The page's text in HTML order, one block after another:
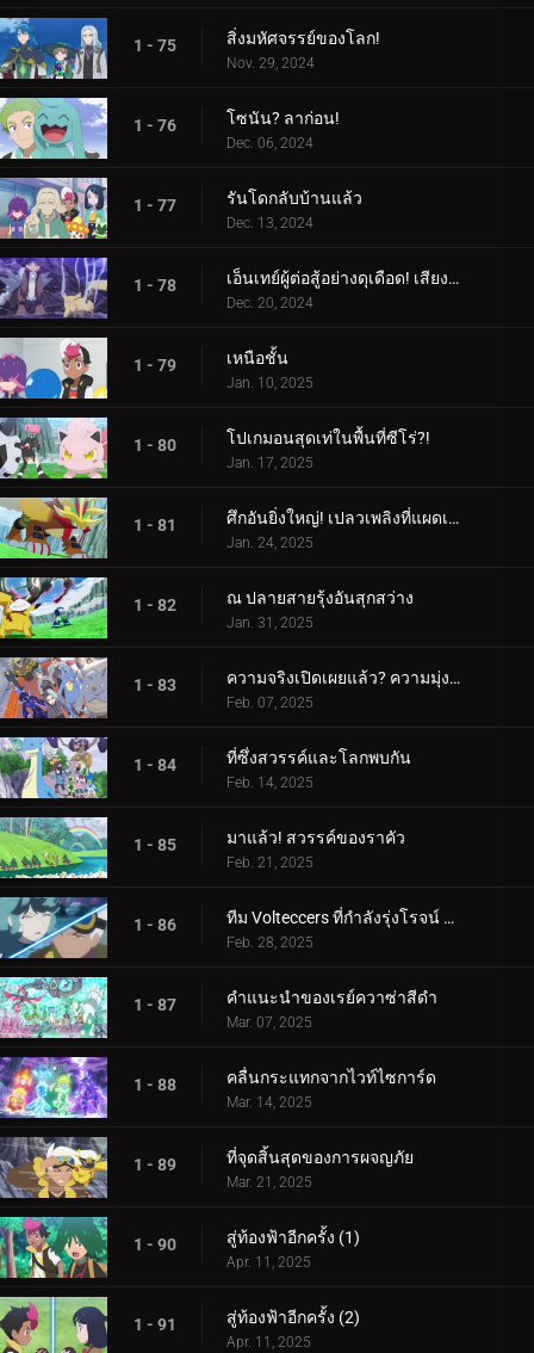
1 - 75 สิ่งมหัศจรรย์ของโลก!
Nov. 29, 2024
1 - 76 โซนัน? ลาก่อน!
Dec. 06, 2024
1 - 77 รันโดกลับบ้านแล้ว
Dec. 13, 2024
1 - 78 เอ็นเทย์ผู้ต่อสู้อย่างดุเดือด! เสียงร้องแห่งเปลวเพลิง!!!
Dec. 20, 2024
1 - 79 เหนือชั้น
Jan. 10, 2025
1 - 80 โปเกมอนสุดเท่ในพื้นที่ซีโร่?!
Jan. 17, 2025
1 - 81 ศึกอันยิ่งใหญ่! เปลวเพลิงที่แผดเผาโลก
Jan. 24, 2025
1 - 82 ณ ปลายสายรุ้งอันสุกสว่าง
Jan. 31, 2025
1 - 83 ความจริงเปิดเผยแล้ว? ความมุ่งมั่นของอเมทิโอ
Feb. 07, 2025
1 - 84 ที่ซึ่งสวรรค์และโลกพบกัน
Feb. 14, 2025
1 - 85 มาแล้ว! สวรรค์ของราคัว
Feb. 21, 2025
1 - 86 ทีม Volteccers ที่กำลังรุ่งโรจน์ ปะทะ ทีม Explorers!
Feb. 28, 2025
1 - 87 คำแนะนำของเรย์ควาซ่าสีดำ
Mar. 07, 2025
1 - 88 คลื่นกระแทกจากไวท์ไซการ์ด
Mar. 14, 2025
1 - 89 ที่จุดสิ้นสุดของการผจญภัย
Mar. 21, 2025
1 - 90 สู่ท้องฟ้าอีกครั้ง (1)
Apr. 11, 2025
1 - 91 สู่ท้องฟ้าอีกครั้ง (2)
Apr. 11, 2025